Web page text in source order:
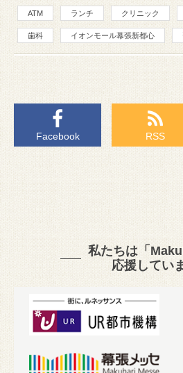
ATM ランチ クリニック
歯科 イオンモール幕張新都心
Facebook RSS
私たちは「
応援してい